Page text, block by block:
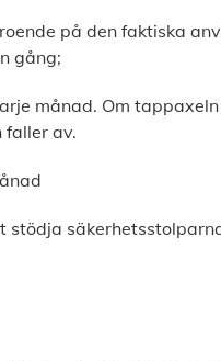
på den faktiska
gång;
månad. Om tappaxeln
av.
stödja